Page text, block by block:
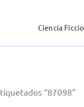
Ciencia
“87098”